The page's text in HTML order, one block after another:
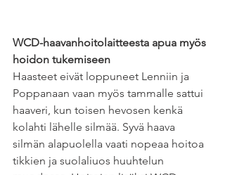
WCD-haavanhoitolaitteesta apua myös
hoidon tukemiseen
Haasteet eivät loppuneet Lenniin ja
Poppanaan vaan myös tammalle sattui
haaveri, kun toisen hevosen kenkä
kolahti lähelle silmää. Syvä haava
silmän alapuolella vaati nopeaa hoitoa
tikkien ja suolaliuos huuhtelun